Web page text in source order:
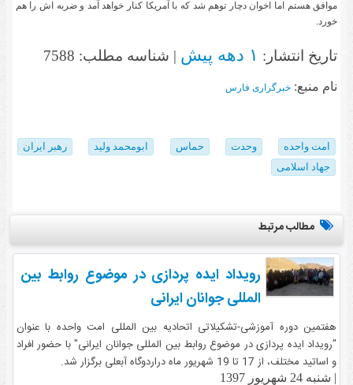
موافق هستم اما اخوان دچار توهم شد که با آمریکا کنار خواهد آمد و ضربه اش را هم
خورد.
تاریخ انتشار: ۱ دهه پیش | شناسه مطلب: 7588
نام منبع: خبرگزاری فارس
امت واحده وحدت حماس ابومحمد ولید
رهبر ایران
جهاد اسلامی
مطالب مرتبط
رویداد ایده پردازی در موضوع روابط بین
المللی جوانان ایرانی
هفتمین دوره آموزشی-تشکیلاتی اتحادیه بین المللی امت واحده با عنوان
"رویداد ایده پردازی در موضوع روابط بین المللی جوانان ایرانی" با حضور افراد
و اساتید مختلف، از 17 تا 19 شهریور ماه دراردوگاه آبعلی برگزار شد.
| شنبه 24 شهریور 1397